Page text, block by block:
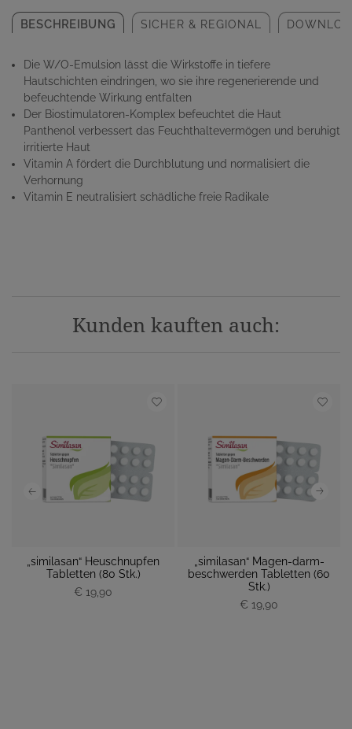
BESCHREIBUNG SICHER & REGIONAL
Die W/O-Emulsion lässt die Wirkstoffe in tiefere
Hautschichten eindringen, wo sie ihre regenerierende und
befeuchtende Wirkung entfalten
Der Biostimulatoren-Komplex befeuchtet die Haut
Panthenol verbessert das Feuchthaltevermögen und beruhigt
irritierte Haut
Vitamin A fördert die Durchblutung und normalisiert die
Verhornung
Vitamin E neutralisiert schädliche freie Radikale
Kunden kauften auch:
„similasan“ Heuschnupfen
Tabletten (80 Stk.)
€ 19,90
„similasan“ Magen-darm-
beschwerden Tabletten (60
Stk.)
€ 19,90